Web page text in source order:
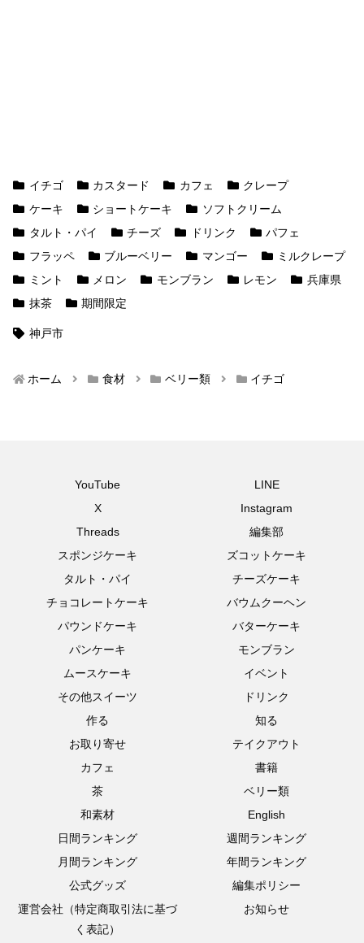
イチゴ カスタード カフェ
クレープ
ケーキ
ショートケーキ
ソフトクリーム
タルト・パイ
チーズ ドリンク
パフェ
フラッペ
ブルーベリー マンゴー
ミルクレープ
ミント
メロン モンブラン レモン
兵庫県
抹茶
期間限定
神戸市
ホーム 食材 ベリー類 イチゴ
YouTube
LINE
X
Instagram
Threads
編集部
スポンジケーキ
ズコットケーキ
タルト・パイ
チーズケーキ
チョコレートケーキ
バウムクーヘン
パウンドケーキ
バターケーキ
パンケーキ
モンブラン
ムースケーキ
イベント
その他スイーツ
ドリンク
作る
知る
お取り寄せ
テイクアウト
カフェ
書籍
茶
ベリー類
和素材
English
日間ランキング
週間ランキング
月間ランキング
年間ランキング
公式グッズ
編集ポリシー
運営会社（特定商取引法に基づ
く表記）
お知らせ